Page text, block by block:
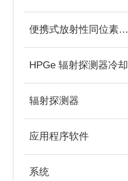
便携式放射性同位素识别装置 （RIID）
HPGe 辐射探测器冷却
辐射探测器
应用程序软件
系统